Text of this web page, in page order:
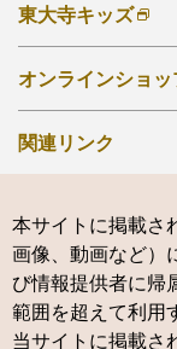
東大寺キッズ
オンラインショッ
関連リンク
鶴岡八幡宮
神仏霊場会
新薬師寺
本サイトに掲載さ
画像、動画など）
び情報提供者に帰
範囲を超えて利用
当サイトに掲載さ